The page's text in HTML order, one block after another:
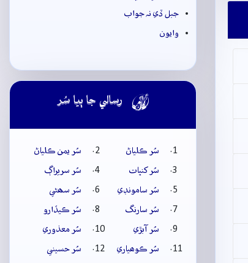
جبل ڏي نہ جواب
وايون
 رسالي جا ٻيا سُر
سُر ڪلياڻ
سُر يمن ڪلياڻ
سُر کنڀات
سُر سريراڳ
سُر سامونڊي
سُر سھڻي
سُر سارنگ
سُر ڪيڏارو
سُر آبڙي
سُر معذوري
سُر ڪوھياري
سُر حسيني